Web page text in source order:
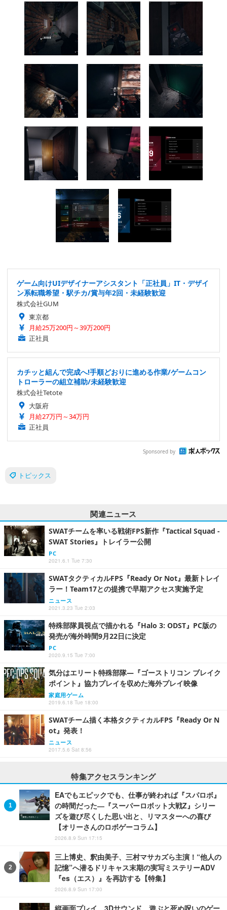
ゲーム向けUIデザイナーアシスタント「正社員」IT・デザイ
ン系転職希望・駅チカ/賞与年2回・未経験歓迎
株式会社GUM
東京都
月給25万200円～39万200円
正社員
カチッと組んで完成へ!手順どおりに進める作業/ゲームコン
トローラーの組立補助/未経験歓迎
株式会社Tetote
大阪府
月給27万円～34万円
正社員
Sponsored by
トピックス
関連ニュース
SWATチームを率いる戦術FPS新作『Tactical Squad -
SWAT Stories』トレイラー公開
PC
2021.6.1 Tue 7:30
SWATタクティカルFPS『Ready Or Not』最新トレイ
ラー！Team17との提携で早期アクセス実施予定
ニュース
2021.3.23 Tue 2:03
特殊部隊員視点で描かれる『Halo 3: ODST』PC版の
発売が海外時間9月22日に決定
PC
2020.9.15 Tue 7:00
気分はエリート特殊部隊―『ゴーストリコン ブレイク
ポイント』協力プレイを収めた海外プレイ映像
家庭用ゲーム
2019.6.18 Tue 18:00
SWATチーム描く本格タクティカルFPS『Ready Or N
ot』発表！
ニュース
2017.5.6 Sat 8:56
特集アクセスランキング
EAでもエピックでも、仕事が終われば『スパロボ』
の時間だった―『スーパーロボット大戦Z』シリー
ズを遊び尽くした思い出と、リマスターへの喜び
【オリーさんのロボゲーコラム】
2026.8.9 Sun 17:15
三上博史、釈由美子、三村マサカズら主演！“他人の
記憶”へ潜るドリキャス末期の実写ミステリーADV
『es（エス）』を再訪する【特集】
2026.8.9 Sun 17:00
縦画面プレイ、3Dサウンド、遊ぶと死ぬ呪いのゲー